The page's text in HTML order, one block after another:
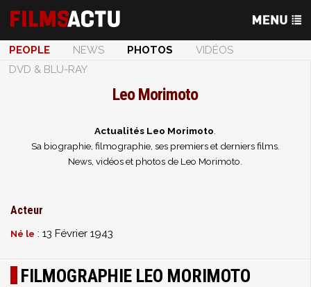
PEOPLE NEWS PHOTOS
VIDÉOS
DVD & BLU-RAY
Leo Morimoto
Actualités Leo Morimoto
Sa biographie, filmographie, ses premiers et derniers films.
News, vidéos et photos de Leo Morimoto.
Acteur
Né le : 13 Février 1943
FILMOGRAPHIE LEO MORIMOTO